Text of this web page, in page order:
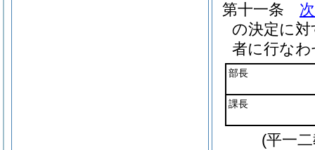
第十一条
の決定に
者に行な
部長
課長
(平一